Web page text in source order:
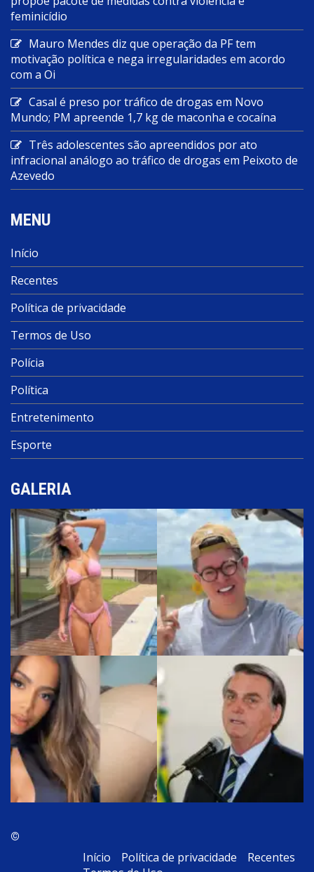
feminicídio
Mauro Mendes diz que operação da PF tem
motivação política e nega irregularidades em acordo
com a Oi
Casal é preso por tráfico de drogas em Novo
Mundo; PM apreende 1,7 kg de maconha e cocaína
Três adolescentes são apreendidos por ato
infracional análogo ao tráfico de drogas em Peixoto de
Azevedo
MENU
Início
Recentes
Política de privacidade
Termos de Uso
Polícia
Política
Entretenimento
Esporte
GALERIA
©
Início Política de privacidade
Recentes